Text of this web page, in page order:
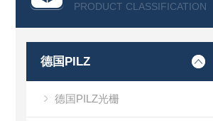
PRODUCT CLASSIFICATION
德国PILZ
德国PILZ光栅